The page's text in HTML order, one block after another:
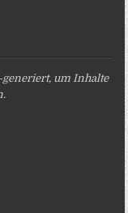
um Inhalte